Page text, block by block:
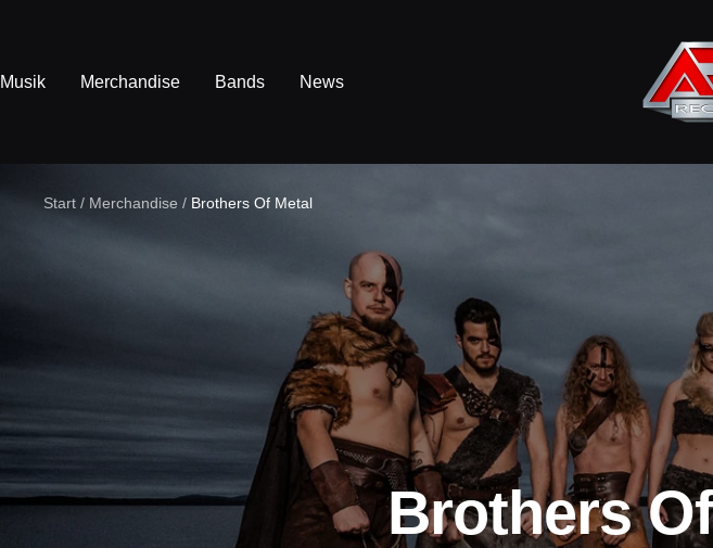
Inhalt
Musik Merchandise Bands News
Records
Start Merchandise Brothers Of Metal
Brothers